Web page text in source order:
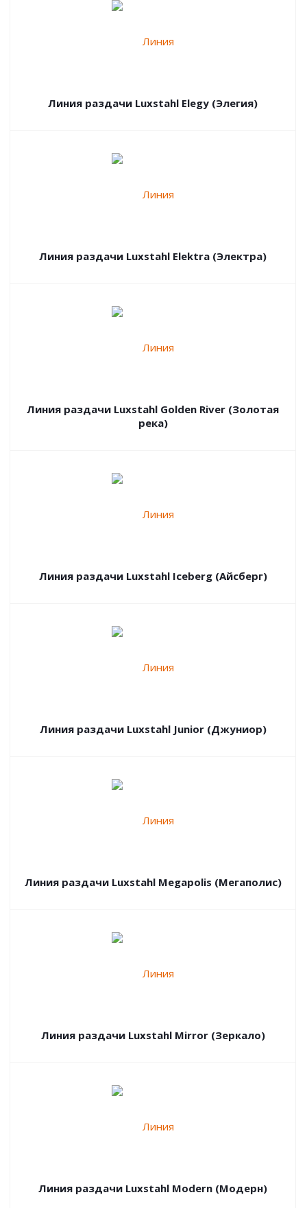
Линия раздачи Luxstahl Elegy (Элегия)
Линия раздачи Luxstahl Elektra (Электра)
Линия раздачи Luxstahl Golden River (Золотая
река)
Линия раздачи Luxstahl Iceberg (Айсберг)
Линия раздачи Luxstahl Junior (Джуниор)
Линия раздачи Luxstahl Megapolis (Мегаполис)
Линия раздачи Luxstahl Mirror (Зеркало)
Линия раздачи Luxstahl Modern (Модерн)